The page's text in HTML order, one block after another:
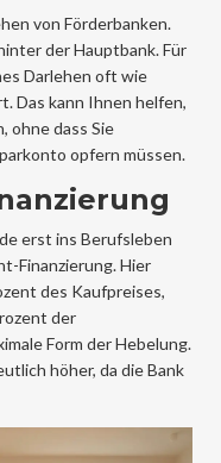
von Förderbanken.
der Hauptbank. Für
Darlehen oft wie
Das kann Ihnen helfen,
ohne dass Sie
opfern müssen.
erst ins Berufsleben
Finanzierung. Hier
des Kaufpreises,
der
Form der Hebelung.
höher, da die Bank